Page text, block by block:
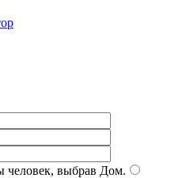
человек, выбрав Дом.